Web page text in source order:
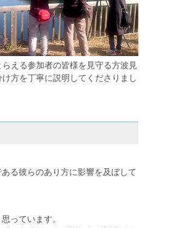
える参加者の皆様を見守る方波見
方を丁寧に説明してくださりまし
る彼らのあり方に影響を及ぼして
っています。